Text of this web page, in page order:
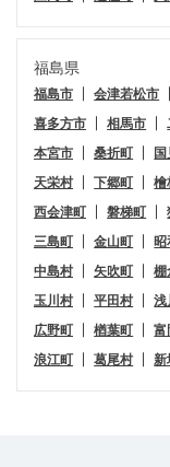
福島県
福島市 会津若松市
喜多方市
相馬市
本宮市
桑折町
天栄村
下郷町
西会津町
磐梯町
三島町
金山町
中島村
矢吹町
玉川村
平田村
広野町
楢葉町
浪江町
葛尾村